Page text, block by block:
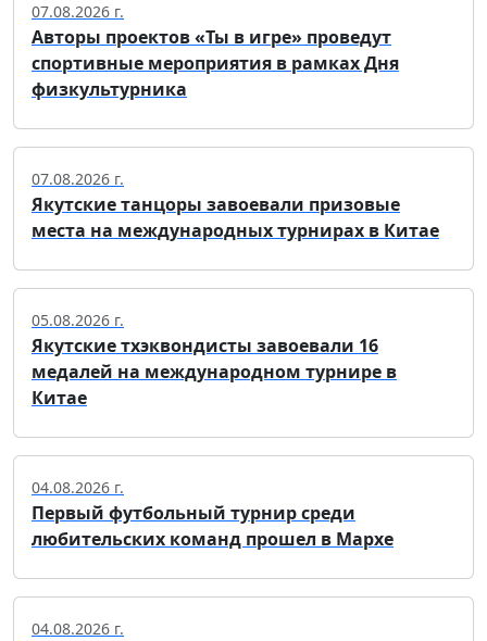
07.08.2026 г.
Авторы проектов «Ты в игре» проведут
спортивные мероприятия в рамках Дня
физкультурника
07.08.2026 г.
Якутские танцоры завоевали призовые
места на международных турнирах в Китае
05.08.2026 г.
Якутские тхэквондисты завоевали 16
медалей на международном турнире в
Китае
04.08.2026 г.
Первый футбольный турнир среди
любительских команд прошел в Мархе
04.08.2026 г.